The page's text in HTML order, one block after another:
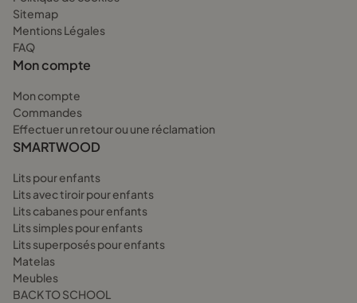
Sitemap
Mentions Légales
FAQ
Mon compte
Mon compte
Commandes
Effectuer un retour ou une réclamation
SMARTWOOD
Lits pour enfants
Lits avec tiroir pour enfants
Lits cabanes pour enfants
Lits simples pour enfants
Lits superposés pour enfants
Matelas
Meubles
BACK TO SCHOOL